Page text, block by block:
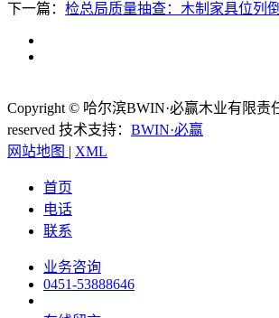
下一篇： 检总局质量抽查：木制家具位列
Copyright © 哈尔滨BWIN·必赢木业有限责
reserved 技术支持： BWIN·必赢
网站地图 | XML
首页
电话
联系
业务咨询
0451-53888646